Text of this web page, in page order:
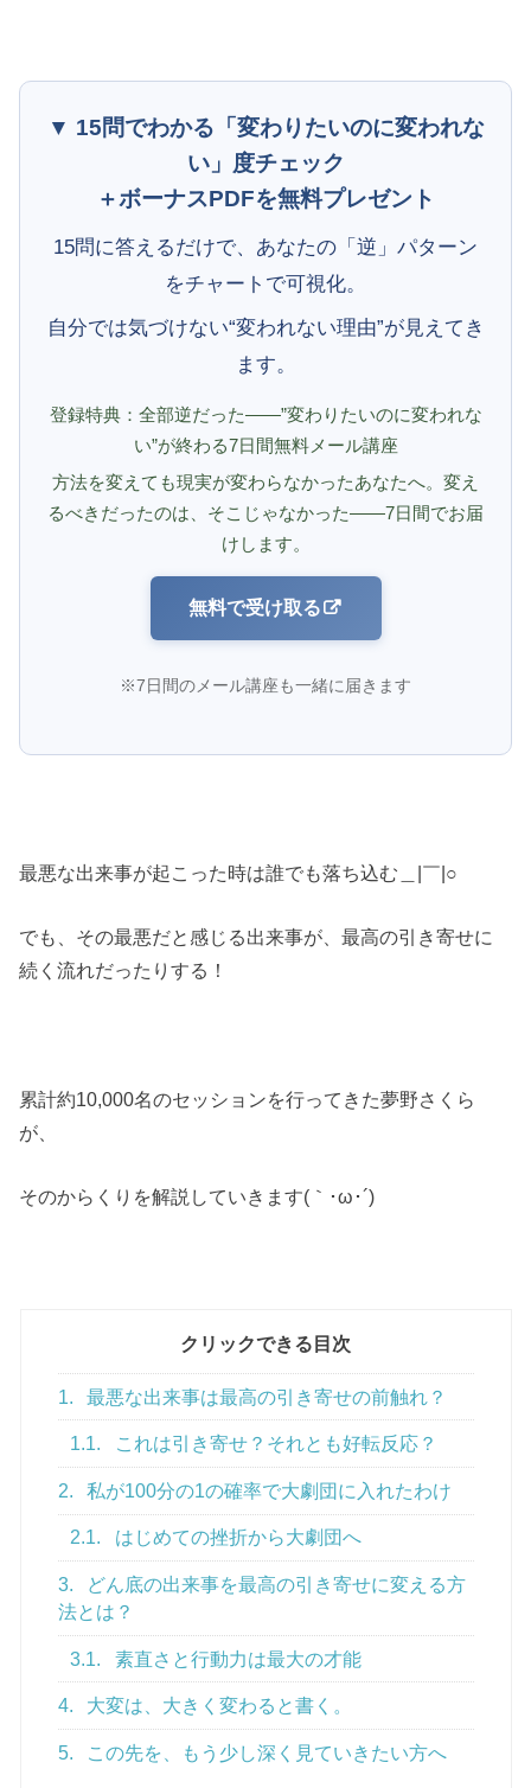
▼ 15問でわかる「変わりたいのに変われな
い」度チェック
＋ボーナスPDFを無料プレゼント
15問に答えるだけで、あなたの「逆」パターン
をチャートで可視化。
自分では気づけない“変われない理由”が見えてき
ます。
登録特典：全部逆だった——”変わりたいのに変われな
い”が終わる7日間無料メール講座
方法を変えても現実が変わらなかったあなたへ。変え
るべきだったのは、そこじゃなかった——7日間でお届
けします。
無料で受け取る
※7日間のメール講座も一緒に届きます
最悪な出来事が起こった時は誰でも落ち込む＿|￣|○
でも、その最悪だと感じる出来事が、最高の引き寄せに
続く流れだったりする！
累計約10,000名のセッションを行ってきた夢野さくら
が、
そのからくりを解説していきます(｀･ω･´)ゞ
クリックできる目次
1. 最悪な出来事は最高の引き寄せの前触れ？
1.1. これは引き寄せ？それとも好転反応？
2. 私が100分の1の確率で大劇団に入れたわけ
2.1. はじめての挫折から大劇団へ
3.
どん底の出来事を最高の引き寄せに変える方
法とは？
3.1. 素直さと行動力は最大の才能
4. 大変は、大きく変わると書く。
5. この先を、もう少し深く見ていきたい方へ